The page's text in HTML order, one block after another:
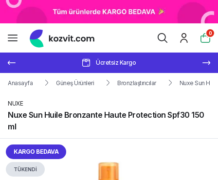
0
Ücretsiz Kargo
Anasayfa Güneş Ürünleri Bronzlaştırıcılar Nuxe Sun
NUXE
Nuxe Sun Huile Bronzante Haute Protection Spf30 150
ml
KARGO BEDAVA
TÜKENDİ